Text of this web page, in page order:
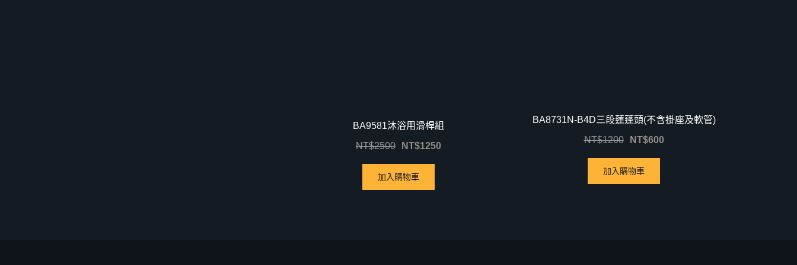
BA9581沐浴用滑桿組
NT$2500 NT$1250
加入購物車
BA8731N-B4D三段蓮蓬頭(不含掛座及軟管)
NT$1200 NT$600
加入購物車